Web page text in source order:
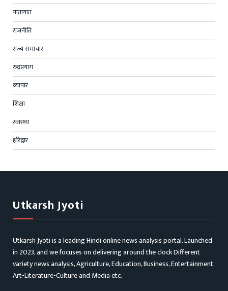
यातायात
राजनीति
राज्य समाचार
रुद्रप्रयाग
व्यापार
शिक्षा
स्वास्थ्य
हरिद्वार
Utkarsh Jyoti
Utkarsh Jyoti is a leading Hindi online news analysis portal. Launched
in 2023, and we focuses on delivering around the clock Different
variety news analysis, Agriculture, Education, Business, Entertainment,
Art-Literature-Culture and Media etc.